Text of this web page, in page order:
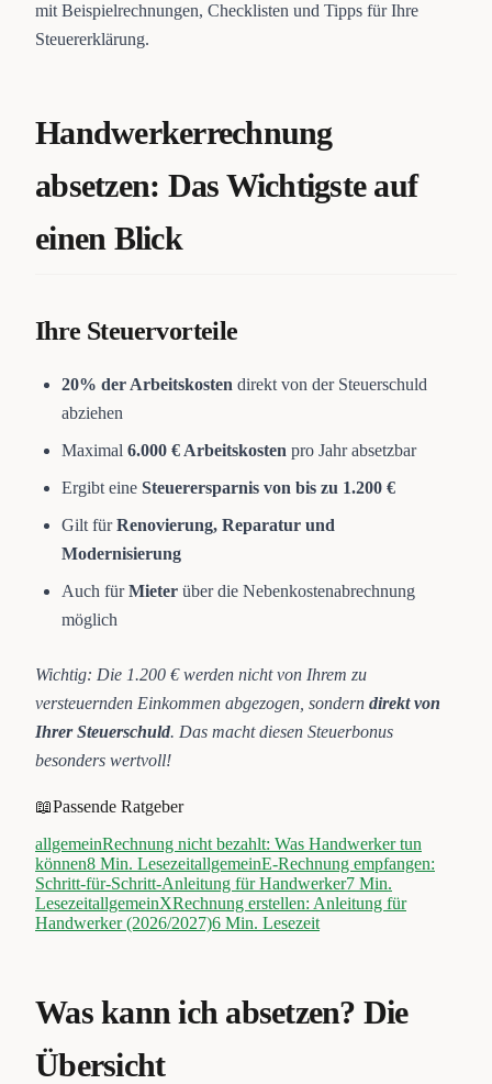
mit Beispielrechnungen, Checklisten und Tipps für Ihre
Steuererklärung.
Handwerkerrechnung
absetzen: Das Wichtigste auf
einen Blick
Ihre Steuervorteile
20% der Arbeitskosten direkt von der Steuerschuld
abziehen
Maximal 6.000 € Arbeitskosten pro Jahr absetzbar
Ergibt eine Steuerersparnis von bis zu 1.200 €
Gilt fürRenovierung, Reparatur und
Modernisierung
Auch fürMieter über die Nebenkostenabrechnung
möglich
Wichtig: Die 1.200 € werden nicht von Ihrem zu
versteuernden Einkommen abgezogen, sondern direkt von
Ihrer Steuerschuld. Das macht diesen Steuerbonus
besonders wertvoll!
📖Passende Ratgeber
allgemeinRechnung nicht bezahlt: Was Handwerker tun
können8 Min. LesezeitallgemeinE-Rechnung empfangen:
Schritt-für-Schritt-Anleitung für Handwerker7 Min.
LesezeitallgemeinXRechnung erstellen: Anleitung für
Handwerker (2026/2027)6 Min. Lesezeit
Was kann ich absetzen? Die
Übersicht